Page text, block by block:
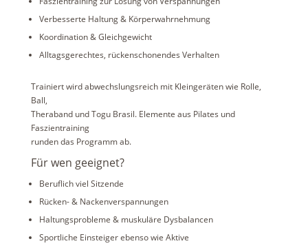
Verbesserte Haltung & Körperwahrnehmung
Koordination & Gleichgewicht
Alltagsgerechtes, rückenschonendes Verhalten
Trainiert wird abwechslungsreich mit Kleingeräten wie Rolle,
Ball,
Theraband und Togu Brasil. Elemente aus Pilates und
Faszientraining
runden das Programm ab.
Für wen geeignet?
Beruflich viel Sitzende
Rücken- & Nackenverspannungen
Haltungsprobleme & muskuläre Dysbalancen
Sportliche Einsteiger ebenso wie Aktive